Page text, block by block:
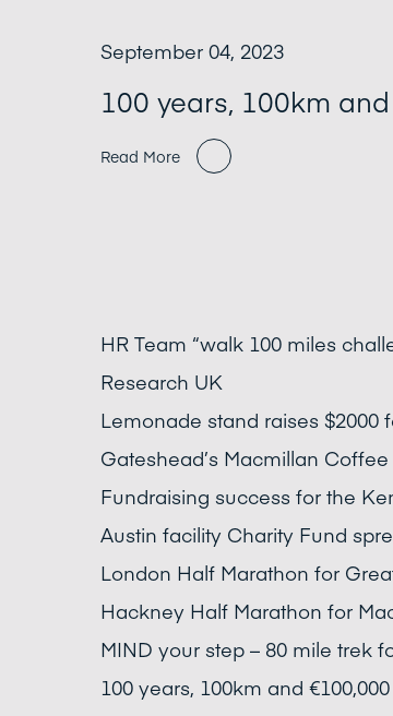
September 04, 2023
100 years, 100km
Read More
HR Team “walk 100 miles
Research UK
Lemonade stand raises $2000
Gateshead’s Macmillan
Fundraising success for the
Austin facility Charity Fund
London Half Marathon for
Hackney Half Marathon for
MIND your step – 80 mile trek
100 years, 100km and